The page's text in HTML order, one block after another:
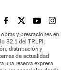
EL PAÍS BRASIL EN
EL PAÍSEL PAÍS
EL
y prestaciones en
32.1 del TRLPI;
distribución y
de actualidad
una reserva expresa